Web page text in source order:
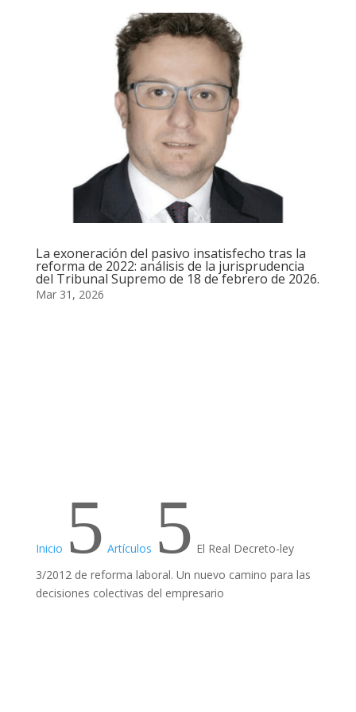
La exoneración del pasivo insatisfecho tras la
reforma de 2022: análisis de la jurisprudencia
del Tribunal Supremo de 18 de febrero de 2026.
Mar 31, 2026
Inicio 5 Artículos 5 El Real Decreto-ley
3/2012 de reforma laboral. Un nuevo camino para las
decisiones colectivas del empresario